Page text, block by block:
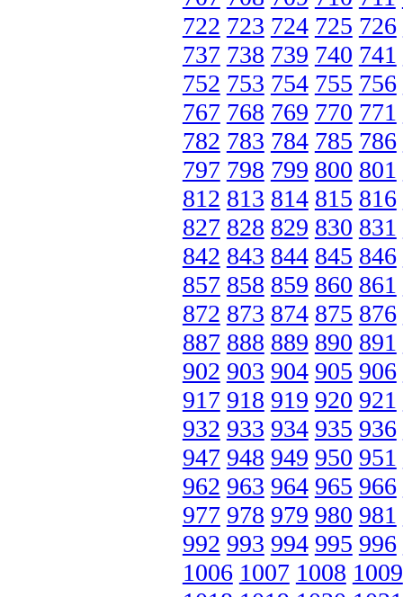
722 723 724 725 726
737 738 739 740 741
752 753 754 755 756
767 768 769 770 771
782 783 784 785 786
797 798 799 800 801
812 813 814 815 816
827 828 829 830 831
842 843 844 845 846
857 858 859 860 861
872 873 874 875 876
887 888 889 890 891
902 903 904 905 906
917 918 919 920 921
932 933 934 935 936
947 948 949 950 951
962 963 964 965 966
977 978 979 980 981
992 993 994 995 996
1006 1007 1008 1009